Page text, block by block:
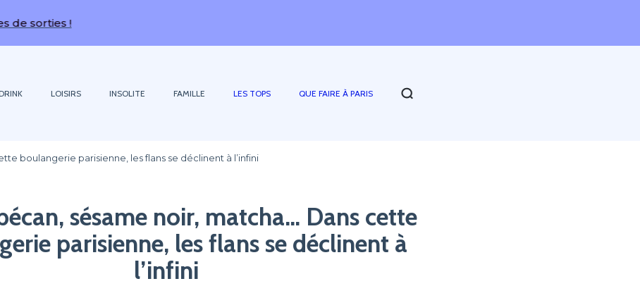
!
LOISIRS INSOLITE FAMILLE LES TOPS QUE FAIRE À PARIS
boulangerie parisienne, les flans se déclinent à l’infini
sésame noir, matcha… Dans cette
parisienne, les flans se déclinent à
l’infini